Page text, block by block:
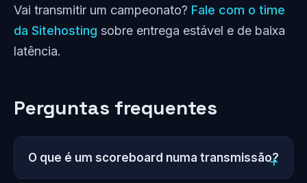
Vai transmitir um campeonato? Fale com o time
da Sitehosting sobre entrega estável e de baixa
latência.
Perguntas frequentes
O que é um scoreboard numa transmissão?